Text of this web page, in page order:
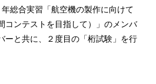
総合実習「航空機の製作に向けて
コンテストを目指して）」のメンバ
ーと共に、２度目の「桁試験」を行